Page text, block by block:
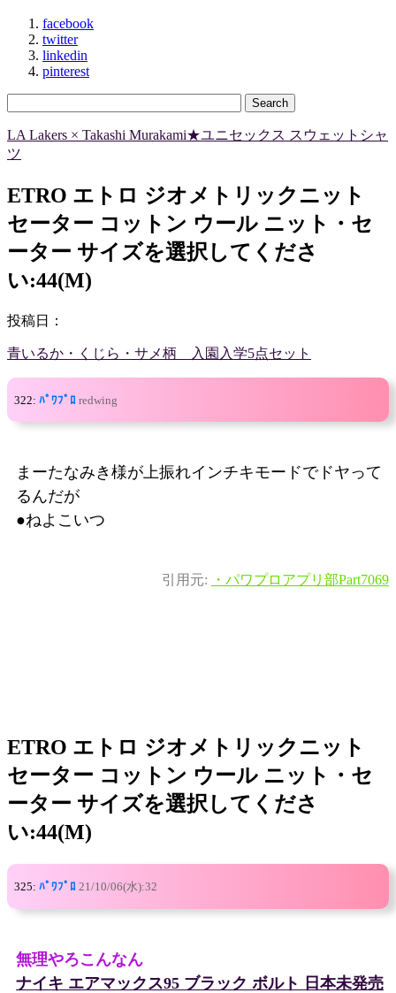
facebook
twitter
linkedin
pinterest
LA Lakers × Takashi Murakami★ユニセックス スウェットシャ
ツ
ETRO エトロ ジオメトリックニット
セーター コットン ウール ニット・セ
ーター サイズを選択してくださ
い:44(M)
投稿日：
青いるか・くじら・サメ柄 入園入学5点セット
322: ﾊﾟﾜﾌﾟﾛ redwing
まーたなみき様が上振れインチキモードでドヤって
るんだが
●ねよこいつ
引用元: ・パワプロアプリ部Part7069
ETRO エトロ ジオメトリックニット
セーター コットン ウール ニット・セ
ーター サイズを選択してくださ
い:44(M)
325: ﾊﾟﾜﾌﾟﾛ 21/10/06(水):32
無理やろこんなん
ナイキ エアマックス95 ブラック ボルト 日本未発売